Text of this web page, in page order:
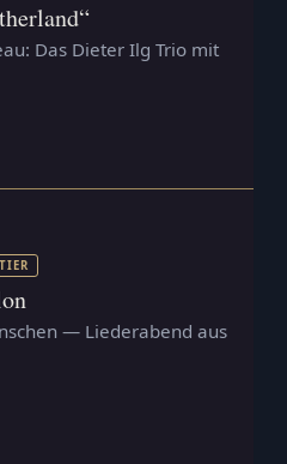
Das Dieter Ilg Trio mit
— Liederabend aus